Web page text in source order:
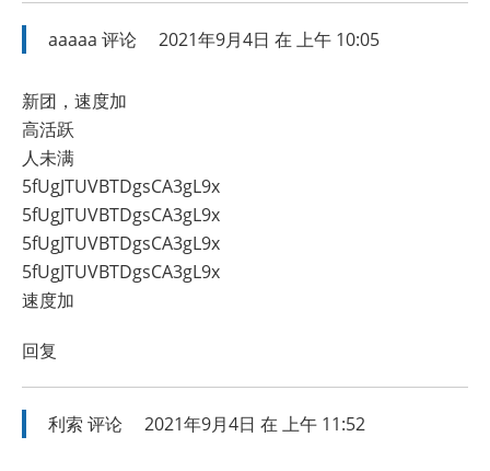
aaaaa 评论 2021年9月4日 在 上午 10:05
新团，速度加
高活跃
人未满
5fUgJTUVBTDgsCA3gL9x
5fUgJTUVBTDgsCA3gL9x
5fUgJTUVBTDgsCA3gL9x
5fUgJTUVBTDgsCA3gL9x
速度加
回复
利索 评论 2021年9月4日 在 上午 11:52